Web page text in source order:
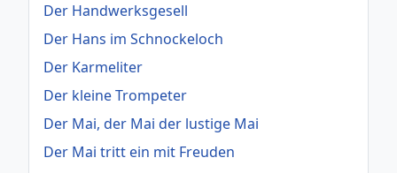
Der Handwerksgesell
Der Hans im Schnockeloch
Der Karmeliter
Der kleine Trompeter
Der Mai, der Mai der lustige Mai
Der Mai tritt ein mit Freuden